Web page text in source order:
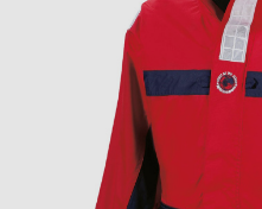
Bildergalerie
Bildergalerie